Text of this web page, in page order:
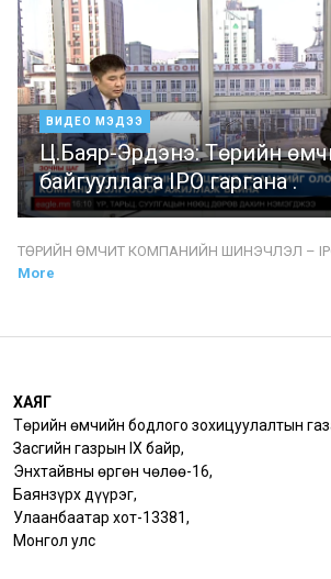
ВИДЕО МЭДЭЭ
Ц.Баяр-Эрдэнэ: Төрийн
байгууллага IPO гаргана .
ТӨРИЙН ӨМЧИТ КОМПАНИЙН ШИНЭЧЛЭЛ –
More
ХАЯГ
Төрийн өмчийн бодлого зохицуулалтын
Засгийн газрын IX байр,
Энхтайвны өргөн чөлөө-16,
Баянзүрх дүүрэг,
Улаанбаатар хот-13381,
Монгол улс